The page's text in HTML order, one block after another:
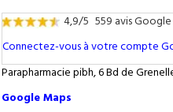
4,9/5 559 avis Google
Connectez-vous à votre compte
Parapharmacie pibh, 6 Bd de
Google Maps